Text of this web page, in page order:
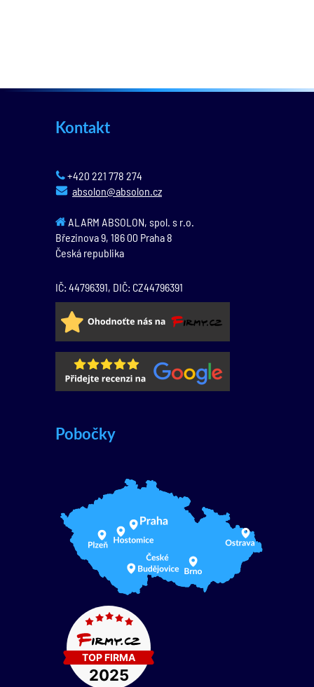
Kontakt
+420 221 778 274
absolon@absolon.cz
ALARM ABSOLON, spol. s r.o.
Březinova 9, 186 00 Praha 8
Česká republika
IČ: 44796391, DIČ: CZ44796391
Pobočky